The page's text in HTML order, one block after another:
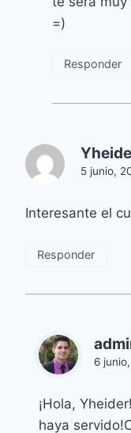
=)
Responder
5 junio,
Interesante el
Responder
6
¡Hola,
haya